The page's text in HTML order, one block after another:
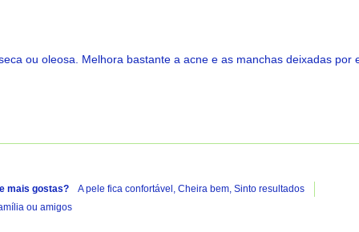
ou oleosa. Melhora bastante a acne e as manchas deixadas por
mais gostas? A pele fica confortável, Cheira bem, Sinto resultados
ou amigos